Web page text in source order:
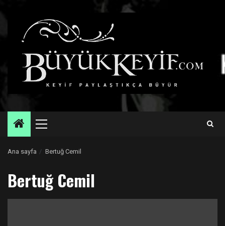
Primary
Ana sayfa Bertuğ Cemil
Bertuğ Cemil